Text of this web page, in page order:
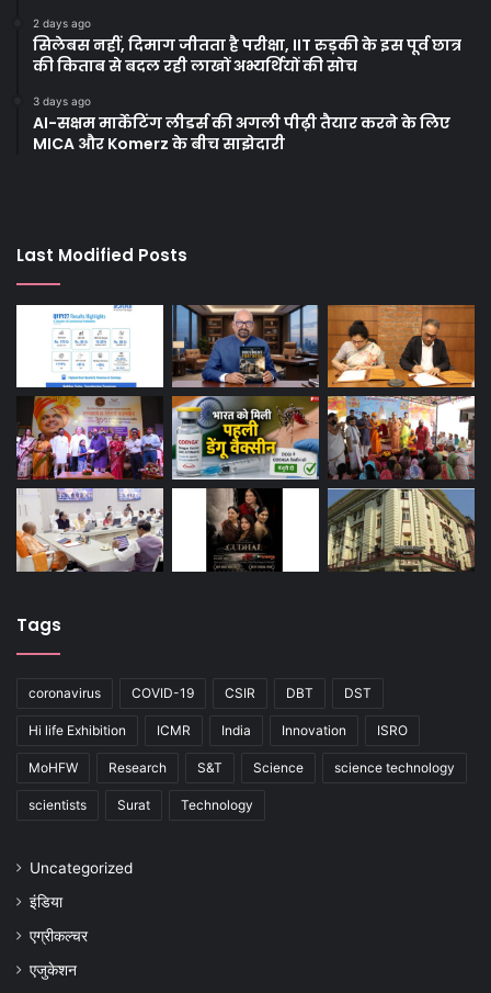
2 days ago
सिलेबस नहीं, दिमाग जीतता है परीक्षा, IIT रुड़की के इस पूर्व छात्र
की किताब से बदल रही लाखों अभ्यर्थियों की सोच
3 days ago
AI-सक्षम मार्केटिंग लीडर्स की अगली पीढ़ी तैयार करने के लिए
MICA और Komerz के बीच साझेदारी
Last Modified Posts
Tags
coronavirus COVID-19 CSIR DBT DST
Hi life Exhibition ICMR India Innovation ISRO
MoHFW Research S&T Science science technology
scientists Surat Technology
Uncategorized
इंडिया
एग्रीकल्चर
एजुकेशन